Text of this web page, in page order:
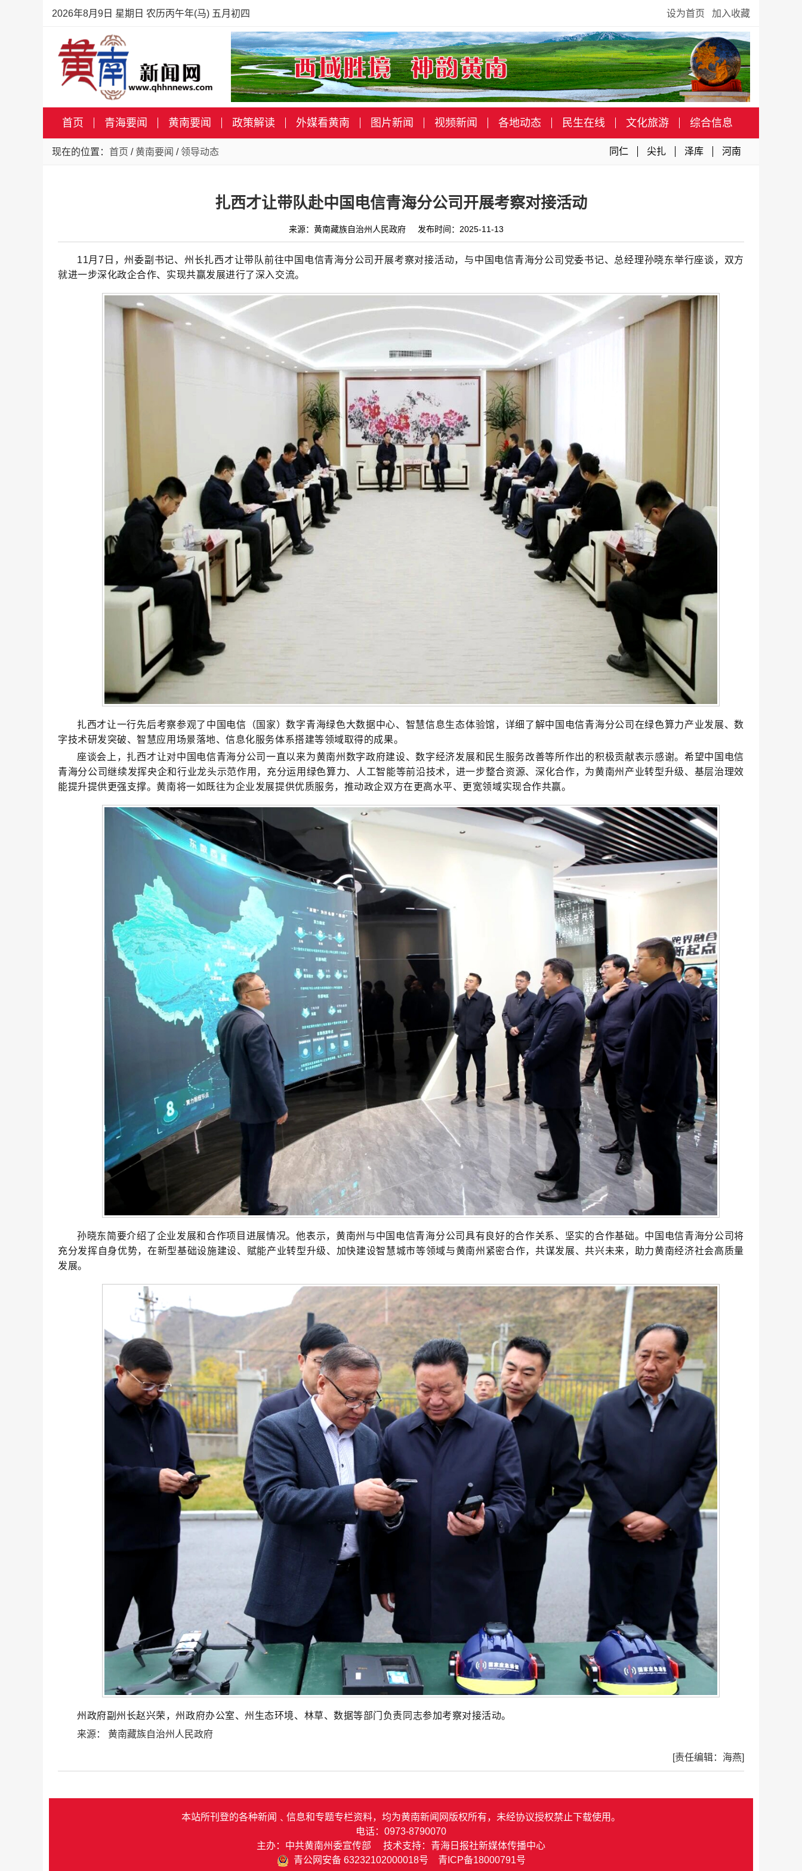
2026年8月9日 星期日 农历丙午年(马) 五月初四 设为首页 加入收藏
首页 青海要闻 黄南要闻 政策解读 外媒看黄南 图片新闻 视频新闻 各地动态 民生在线 文化旅游 综合信息
现在的位置： 首页 / 黄南要闻 /领导动态 同仁 尖扎 泽库 河南
扎西才让带队赴中国电信青海分公司开展考察对接活动
来源：黄南藏族自治州人民政府 发布时间：2025-11-13
11月7 日 ，州委副书记、州长扎西才让带队前往中国电信青海分公司开展考察对接活动， 与中国电信青海分公司党委书记、总经理孙晓东举行座谈 ， 双方
就进一步深化政企合作、实现共赢发展进行了深入交流。
扎西才让一行先后考察参观了中国电信（国家）数字青海绿色大数据中心、智慧信息生态体验馆 ， 详细了解中国电信青海分公司在绿色算力产业发展、数
字技术研发突破、智慧应用场景落地、信息化服务体系搭建等领域取得的成果。
座谈会上 ， 扎西才让对中国电信青海分公司一直以来为黄南州数字政府建设、数字经济发展和民生服务改善等所作出的积极贡献表示感谢。希望中国电信
青海分公司继续发挥央企和行业龙头示范作用 ， 充分运用绿色算力、人工智能等前沿技术， 进一步整合资源、深化合作， 为黄南州产业转型升级、基层治理效
能提升提供更强支撑。黄南将一如既往为企业发展提供优质服务， 推动政企双方在更高水平、更宽领域实现合作共赢。
孙晓东简要介绍了企业发展和合作项目进展情况。他表示， 黄南州与中国电信青海分公司具有良好的合作关系、坚实的合作基础。 中国电信青海分公司将
充分发挥自身优势，在新型基础设施建设、赋能产业转型升级、加快建设智慧城市等领域与黄南州紧密合作，共谋发展、共兴未来， 助力黄南经济社会高质量
发展。
州政府副州长赵兴荣 ，州政府办公室、州生态环境、林草、数据等部门负责同志参加考察对接活动。
来源： 黄南藏族自治州人民政府
[责任编辑：海燕]
本站所刊登的各种新闻﹑信息和专题专栏资料，均为黄南新闻网版权所有，未经协议授权禁止下载使用。
电话：0973-8790070
主办：中共黄南州委宣传部 技术支持：青海日报社新媒体传播中心
青公网安备 63232102000018号
青ICP备18000791号